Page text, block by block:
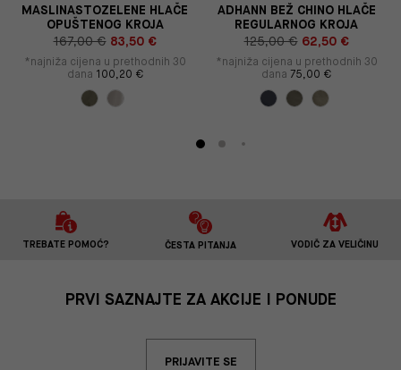
MASLINASTOZELENE HLAČE
OPUŠTENOG KROJA
167,00 € 83,50 €
*najniža cijena u prethodnih 30
dana 100,20 €
ADHANN BEŽ CHINO HLAČE
REGULARNOG KROJA
125,00 € 62,50 €
*najniža cijena u prethodnih 30
dana 75,00 €
TREBATE POMOĆ? ČESTA PITANJA VODIČ ZA VELIČINU
PRVI SAZNAJTE ZA AKCIJE I PONUDE
PRIJAVITE SE